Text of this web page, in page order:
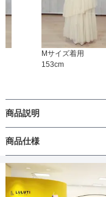
そでの長さ
アームホール
ウエスト
ヒップ
すそまわり
Mサイズ着用
153cm
商品説明
【繊細で柔らかなシアー
ティアードチュールドレ
柔らかく繊細なシアー感
あるチュールドレス。V
商品仕様
丈 ひざ